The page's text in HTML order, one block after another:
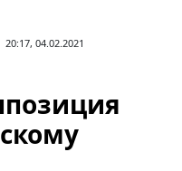
20:17, 04.02.2021